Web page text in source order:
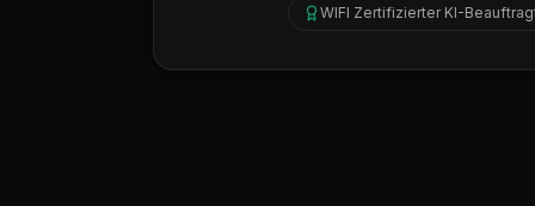
WIFI Zertifizierter KI-